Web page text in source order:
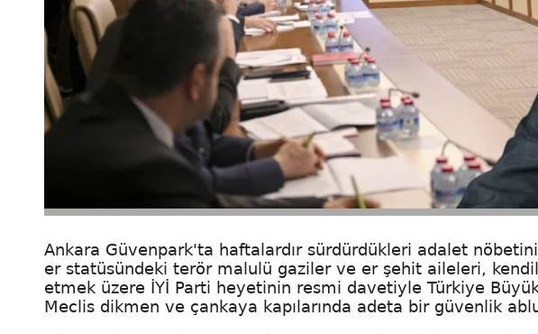
Ankara Güvenpark'ta haftalardır sürdürdükleri adalet
er statüsündeki terör malulü gaziler ve er şehit aileleri,
etmek üzere İYİ Parti heyetinin resmi davetiyle Türkiye
Meclis dikmen ve çankaya kapılarında adeta bir güvenlik